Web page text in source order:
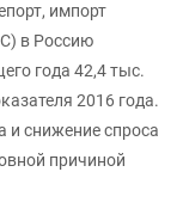
импорт
в Россию
года 42,4 тыс.
2016 года.
и снижение спроса
причиной